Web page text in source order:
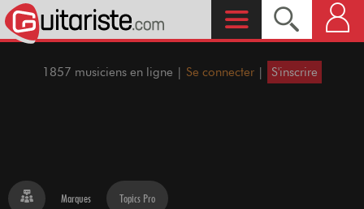
1857 musiciens en ligne | Se connecter | S'inscrire
Marques Topics Pro